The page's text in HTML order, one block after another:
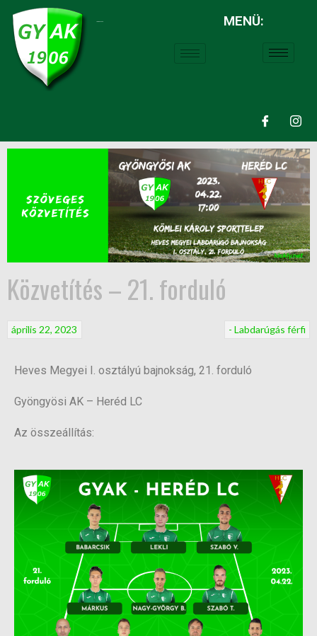
MENÜ:
Közvetítés – 21. forduló
- Labdarúgás férfi
április 22, 2023
Heves Megyei I. osztályú bajnokság, 21. forduló
Gyöngyösi AK – Heréd LC
Az összeállítás: